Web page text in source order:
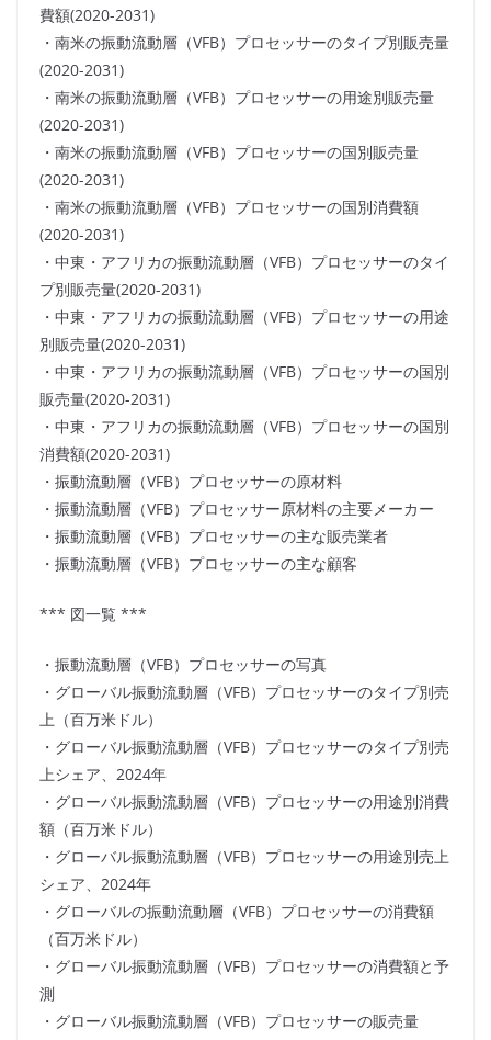
費額(2020-2031)
・南米の振動流動層（VFB）プロセッサーのタイプ別販売量
(2020-2031)
・南米の振動流動層（VFB）プロセッサーの用途別販売量
(2020-2031)
・南米の振動流動層（VFB）プロセッサーの国別販売量
(2020-2031)
・南米の振動流動層（VFB）プロセッサーの国別消費額
(2020-2031)
・中東・アフリカの振動流動層（VFB）プロセッサーのタイ
プ別販売量(2020-2031)
・中東・アフリカの振動流動層（VFB）プロセッサーの用途
別販売量(2020-2031)
・中東・アフリカの振動流動層（VFB）プロセッサーの国別
販売量(2020-2031)
・中東・アフリカの振動流動層（VFB）プロセッサーの国別
消費額(2020-2031)
・振動流動層（VFB）プロセッサーの原材料
・振動流動層（VFB）プロセッサー原材料の主要メーカー
・振動流動層（VFB）プロセッサーの主な販売業者
・振動流動層（VFB）プロセッサーの主な顧客
*** 図一覧 ***
・振動流動層（VFB）プロセッサーの写真
・グローバル振動流動層（VFB）プロセッサーのタイプ別売
上（百万米ドル）
・グローバル振動流動層（VFB）プロセッサーのタイプ別売
上シェア、2024年
・グローバル振動流動層（VFB）プロセッサーの用途別消費
額（百万米ドル）
・グローバル振動流動層（VFB）プロセッサーの用途別売上
シェア、2024年
・グローバルの振動流動層（VFB）プロセッサーの消費額
（百万米ドル）
・グローバル振動流動層（VFB）プロセッサーの消費額と予
測
・グローバル振動流動層（VFB）プロセッサーの販売量